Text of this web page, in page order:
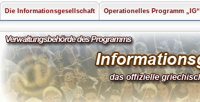
Die Informationsgesellschaft Operationelles Programm „IG“